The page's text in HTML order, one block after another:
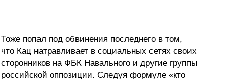
Тоже попал под обвинения последнего в том,
что Кац натравливает в социальных сетях своих
сторонников на ФБК Навального и другие группы
российской оппозиции. Следуя формуле «кто